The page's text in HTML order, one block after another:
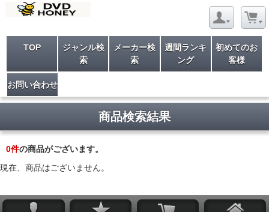
TOP
ジャンル検
索
メーカー検
索
週間ランキ
ング
初めてのお
客様
お問い合わせ
商品検索結果
0件の商品がございます。
現在、商品はございません。